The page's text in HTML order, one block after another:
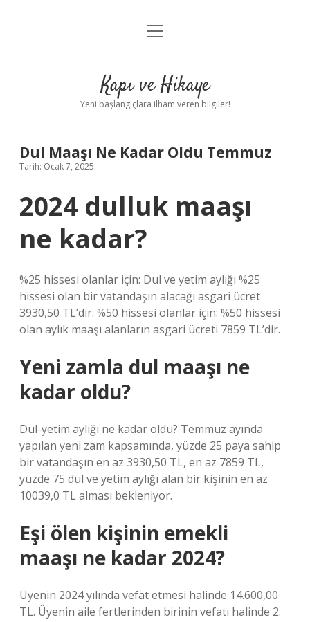
Anasayfa
Yasal Uyarı
menüyü
Kapı ve Hikaye
Yeni başlangıçlara ilham veren bilgiler!
Dul Maaşı Ne Kadar Oldu Temmuz
Tarih: Ocak 7, 2025
2024 dulluk maaşı
ne kadar?
%25 hissesi olanlar için: Dul ve yetim aylığı %25
hissesi olan bir vatandaşın alacağı asgari ücret
3930,50 TL’dir. %50 hissesi olanlar için: %50 hissesi
olan aylık maaşı alanların asgari ücreti 7859 TL’dir.
Yeni zamla dul maaşı ne
kadar oldu?
Dul-yetim aylığı ne kadar oldu? Temmuz ayında
yapılan yeni zam kapsamında, yüzde 25 paya sahip
bir vatandaşın en az 3930,50 TL, en az 7859 TL,
yüzde 75 dul ve yetim aylığı alan bir kişinin en az
10039,0 TL alması bekleniyor.
Eşi ölen kişinin emekli
maaşı ne kadar 2024?
Üyenin 2024 yılında vefat etmesi halinde 14.600,00
TL. Üyenin aile fertlerinden birinin vefatı halinde 2.